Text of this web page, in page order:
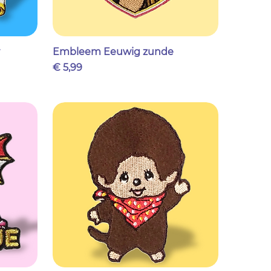
Embleem Eeuwig zunde
Prijs
€ 5,99